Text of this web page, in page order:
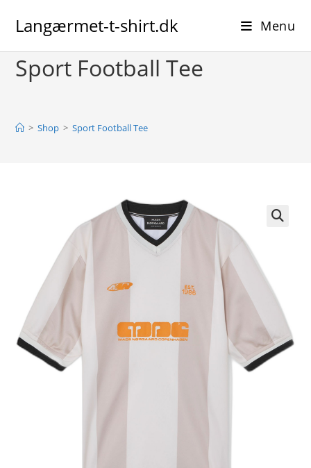
Langærmet-t-shirt.dk Menu
Sport Football Tee
> Shop > Sport Football Tee